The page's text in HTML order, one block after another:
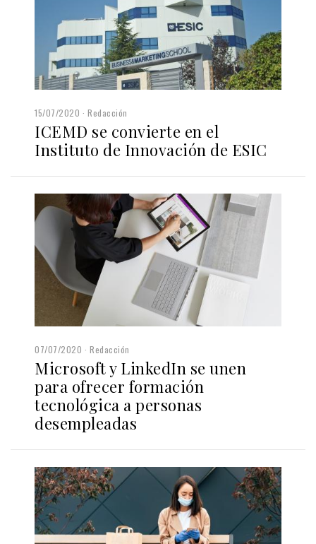
15/07/2020 Redacción
ICEMD se convierte en el
Instituto de Innovación de ESIC
07/07/2020 Redacción
Microsoft y LinkedIn se unen
para ofrecer formación
tecnológica a personas
desempleadas